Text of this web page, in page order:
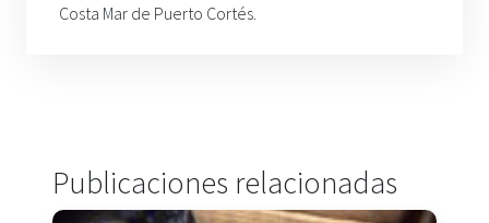
Costa Mar de Puerto Cortés.
Publicaciones relacionadas